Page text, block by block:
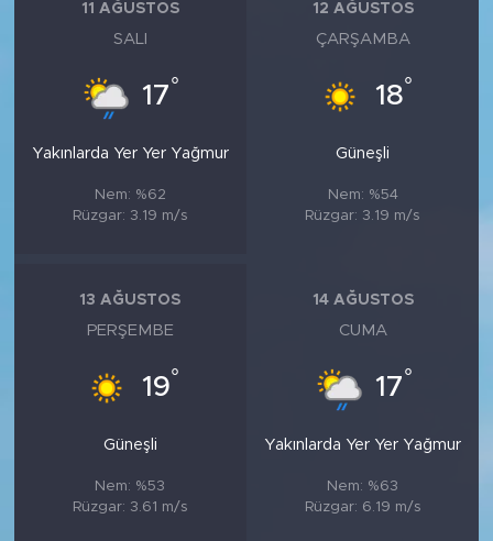
11 AĞUSTOS
SALI
17°
Yakınlarda Yer Yer Yağmur
Nem: %62
Rüzgar: 3.19 m/s
12 AĞUSTOS
ÇARŞAMBA
18°
Güneşli
Nem: %54
Rüzgar: 3.19 m/s
13 AĞUSTOS
PERŞEMBE
19°
Güneşli
Nem: %53
Rüzgar: 3.61 m/s
14 AĞUSTOS
CUMA
17°
Yakınlarda Yer Yer Yağmur
Nem: %63
Rüzgar: 6.19 m/s